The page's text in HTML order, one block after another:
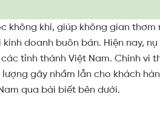
không khí, giúp không gian thơm
doanh buôn bán. Hiện nay,
tỉnh thành Việt Nam. Chính vì
gây nhầm lẫn cho khách
qua bài biết bên dưới.